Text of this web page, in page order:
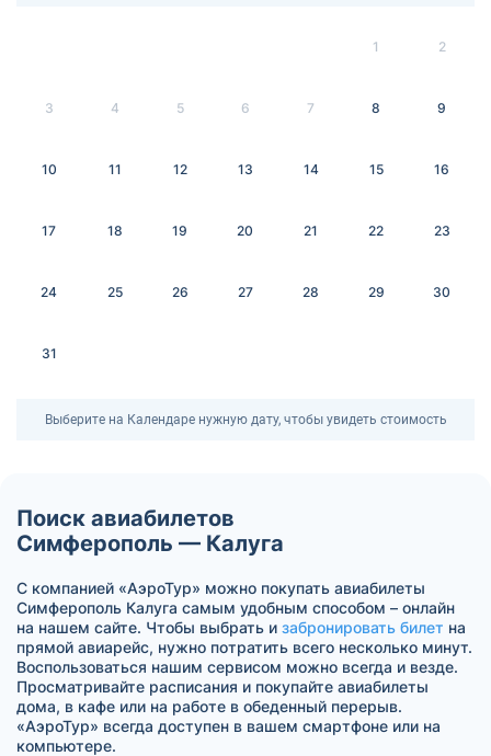
1 2
3 4 5 6 7 8 9
10 11 12 13 14 15 16
17 18 19 20 21 22 23
24 25 26 27 28 29 30
31
Выберите на Календаре нужную дату, чтобы увидеть стоимость
Поиск авиабилетов
Симферополь — Калуга
С компанией «АэроТур» можно покупать авиабилеты
Симферополь Калуга самым удобным способом – онлайн
на нашем сайте. Чтобы выбрать и забронировать билет на
прямой авиарейс, нужно потратить всего несколько минут.
Воспользоваться нашим сервисом можно всегда и везде.
Просматривайте расписания и покупайте авиабилеты
дома, в кафе или на работе в обеденный перерыв.
«АэроТур» всегда доступен в вашем смартфоне или на
компьютере.